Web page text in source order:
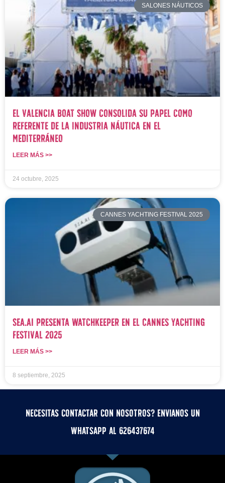
SALONES NÁUTICOS
El Valencia Boat Show consolida su papel como
referente de la industria náutica en el
Mediterráneo
LEER MÁS >>
24 octubre, 2025
CANNES YACHTING FESTIVAL 2025
SEA.AI Presenta Watchkeeper en el Cannes Yachting
Festival 2025
LEER MÁS >>
8 septiembre, 2025
Necesitas contactar con nosotros? Envianos un
whatsApp al 626437674